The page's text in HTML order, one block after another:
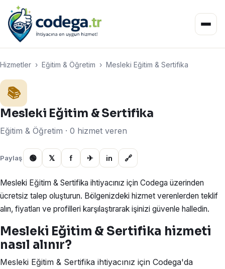
Hizmetler › Eğitim & Öğretim › Mesleki Eğitim & Sertifika
📚
Mesleki Eğitim & Sertifika
Eğitim & Öğretim · 0 hizmet veren
Paylaş 🟢 𝕏 f ✈ in 🔗
Mesleki Eğitim & Sertifika ihtiyacınız için Codega üzerinden
ücretsiz talep oluşturun. Bölgenizdeki hizmet verenlerden teklif
alın, fiyatları ve profilleri karşılaştırarak işinizi güvenle halledin.
Mesleki Eğitim & Sertifika hizmeti
nasıl alınır?
Mesleki Eğitim & Sertifika ihtiyacınız için Codega'da